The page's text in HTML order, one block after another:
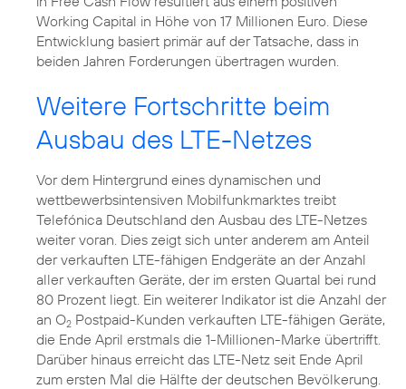
Working Capital in Höhe von 17 Millionen Euro. Diese
Entwicklung basiert primär auf der Tatsache, dass in
beiden Jahren Forderungen übertragen wurden.
Weitere Fortschritte beim
Ausbau des LTE-Netzes
Vor dem Hintergrund eines dynamischen und
wettbewerbsintensiven Mobilfunkmarktes treibt
Telefónica Deutschland den Ausbau des LTE-Netzes
weiter voran. Dies zeigt sich unter anderem am Anteil
der verkauften LTE-fähigen Endgeräte an der Anzahl
aller verkauften Geräte, der im ersten Quartal bei rund
80 Prozent liegt. Ein weiterer Indikator ist die Anzahl der
an O2 Postpaid-Kunden verkauften LTE-fähigen Geräte,
die Ende April erstmals die 1-Millionen-Marke übertrifft.
Darüber hinaus erreicht das LTE-Netz seit Ende April
zum ersten Mal die Hälfte der deutschen Bevölkerung.